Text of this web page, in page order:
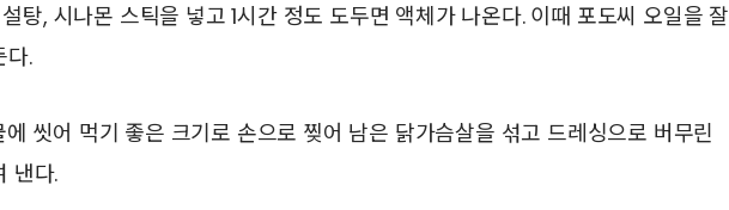
탕, 시나몬 스틱을 넣고 1시간 정도 도두면 액체가 나온다. 이때 포도씨 오일을 잘
다.
씻어 먹기 좋은 크기로 손으로 찢어 남은 닭가슴살을 섞고 드레싱으로 버무린
낸다.